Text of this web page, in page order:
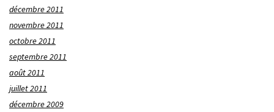
décembre 2011
novembre 2011
octobre 2011
septembre 2011
août 2011
juillet 2011
décembre 2009